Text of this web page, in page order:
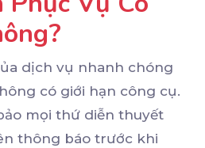
dịch vụ nhanh chóng
có giới hạn công cụ.
mọi thứ diễn thuyết
thông báo trước khi